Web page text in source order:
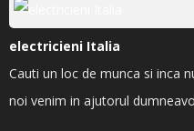
electricieni Italia
Cauti un loc de munca si inca
noi venim in ajutorul